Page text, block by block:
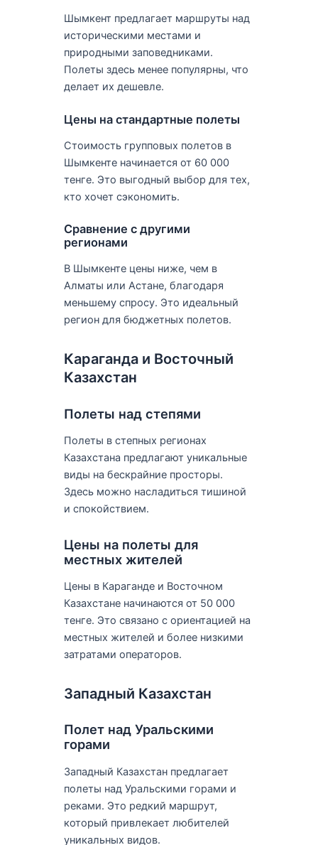
Шымкент предлагает маршруты над
историческими местами и
природными заповедниками.
Полеты здесь менее популярны, что
делает их дешевле.
Цены на стандартные полеты
Стоимость групповых полетов в
Шымкенте начинается от 60 000
тенге. Это выгодный выбор для тех,
кто хочет сэкономить.
Сравнение с другими
регионами
В Шымкенте цены ниже, чем в
Алматы или Астане, благодаря
меньшему спросу. Это идеальный
регион для бюджетных полетов.
Караганда и Восточный
Казахстан
Полеты над степями
Полеты в степных регионах
Казахстана предлагают уникальные
виды на бескрайние просторы.
Здесь можно насладиться тишиной
и спокойствием.
Цены на полеты для
местных жителей
Цены в Караганде и Восточном
Казахстане начинаются от 50 000
тенге. Это связано с ориентацией на
местных жителей и более низкими
затратами операторов.
Западный Казахстан
Полет над Уральскими
горами
Западный Казахстан предлагает
полеты над Уральскими горами и
реками. Это редкий маршрут,
который привлекает любителей
уникальных видов.